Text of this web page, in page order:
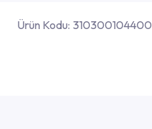
Ürün Kodu: 310300104400